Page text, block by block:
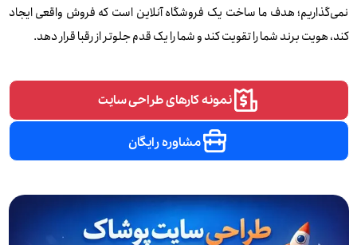
نمی‌گذاریم؛ هدف ما ساخت یک فروشگاه آنلاین است که فروش واقعی ایجاد
کند، هویت برند شما را تقویت کند و شما را یک قدم جلوتر از رقبا قرار دهد.
نمونه کارهای طراحی سایت
مشاوره رایگان